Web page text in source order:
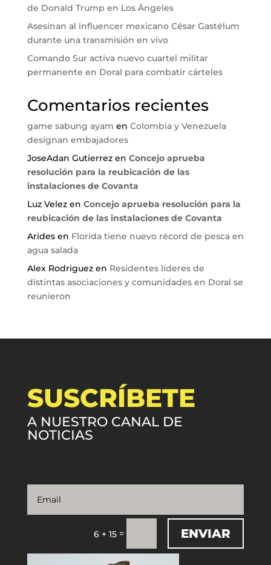
de Donald Trump en Los Ángeles
Asesinan al influencer mexicano César Gastélum
durante una transmisión en vivo
Comando Sur activa nuevo cuartel militar
permanente en Doral para combatir cárteles
Comentarios recientes
game sabung ayam en Colombia y Venezuela
designan embajadores
JoseAdan Gutierrezen Concejo aprueba
resolución para la reubicación de las
instalaciones de Covanta
Luz Velezen Concejo aprueba resolución para la
reubicación de las instalaciones de Covanta
Aridesen Florida tiene nuevo récord de pesca en
agua salada
Alex Rodriguezen Residentes líderes de
distintas asociaciones y comunidades en Doral se
reunieron
SUSCRÍBETE
A NUESTRO CANAL DE
NOTICIAS
6 + 15 = ENVIAR